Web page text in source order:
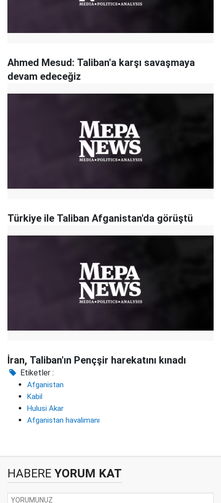
Ahmed Mesud: Taliban'a karşı savaşmaya
devam edeceğiz
Türkiye ile Taliban Afganistan'da görüştü
İran, Taliban'ın Pençşir harekatını kınadı
Etiketler :
Afganistan
Kabil
Hulusi Akar
Afganistan havalimanı
HABERE YORUM KAT